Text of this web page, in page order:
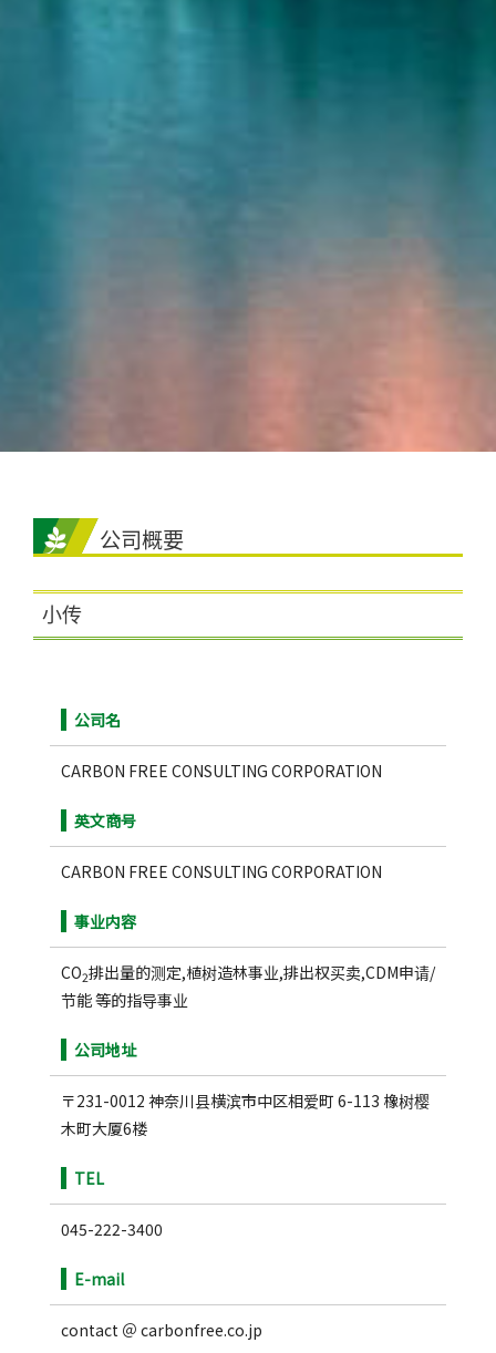
公司概要
小传
公司名
CARBON FREE CONSULTING CORPORATION
英文商号
CARBON FREE CONSULTING CORPORATION
事业内容
CO2排出量的测定,植树造林事业,排出权买卖,CDM申请/
节能 等的指导事业
公司地址
〒231-0012 神奈川县横滨市中区相爱町 6-113 橡树樱
木町大厦6楼
TEL
045-222-3400
E-mail
contact ＠ carbonfree.co.jp